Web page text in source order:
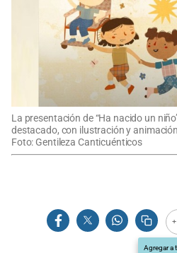
La presentación de “Ha nacido un
destacado, con ilustración y
Foto: Gentileza Canticuénticos
Agregar a